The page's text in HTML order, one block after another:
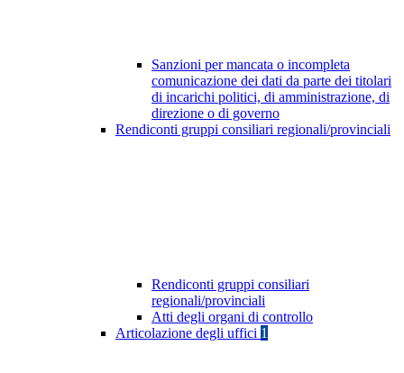
Sanzioni per mancata o incompleta
comunicazione dei dati da parte dei titolari
di incarichi politici, di amministrazione, di
direzione o di governo
Rendiconti gruppi consiliari regionali/provinciali
Rendiconti gruppi consiliari
regionali/provinciali
Atti degli organi di controllo
Articolazione degli uffici 1